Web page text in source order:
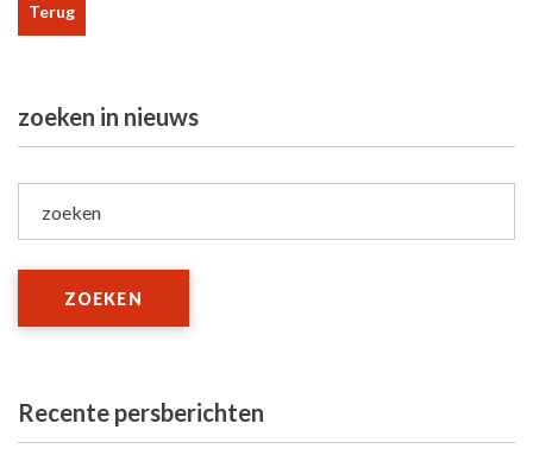
Terug
zoeken in nieuws
zoeken
ZOEKEN
Recente persberichten